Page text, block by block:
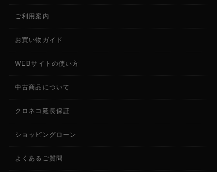
ご利用案内
お買い物ガイド
WEBサイトの使い方
中古商品について
クロネコ延長保証
ショッピングローン
よくあるご質問